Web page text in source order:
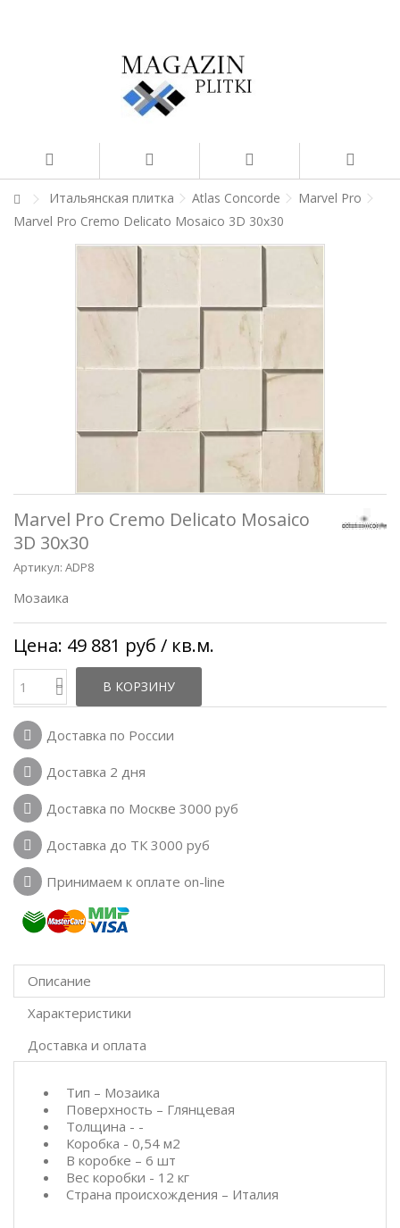
Итальянская плитка Atlas Concorde
Marvel Pro
Marvel Pro Cremo Delicato Mosaico 3D 30x30
Marvel Pro Cremo Delicato Mosaico
3D 30x30
Артикул: ADP8
Мозаика
Цена: 49 881 руб / кв.м.
В КОРЗИНУ
Доставка по России
Доставка 2 дня
Доставка по Москве 3000 руб
Доставка до ТК 3000 руб
Принимаем к оплате on-line
Описание
Характеристики
Доставка и оплата
Тип – Мозаика
Поверхность – Глянцевая
Толщина - -
Коробка - 0,54 м2
В коробке – 6 шт
Вес коробки - 12 кг
Страна происхождения – Италия